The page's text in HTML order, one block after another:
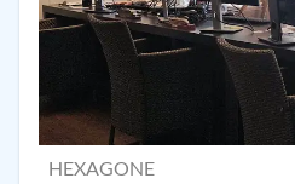
HEXAGONE